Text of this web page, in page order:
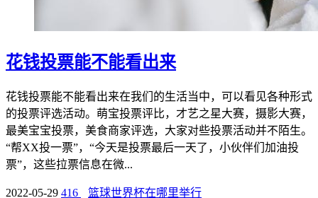
花钱投票能不能看出来
花钱投票能不能看出来在我们的生活当中，可以看见各种形式
的投票评选活动。萌宝投票评比，才艺之星大赛，摄影大赛，
最美宝宝投票，美食商家评选，大家对些投票活动并不陌生。
“帮XX投一票”，“今天是投票最后一天了，小伙伴们加油投
票”，这些拉票信息在微...
2022-05-29 416 篮球世界杯在哪里举行